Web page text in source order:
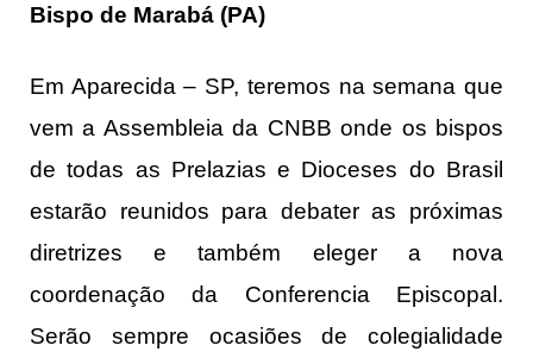
Bispo de Marabá (PA)
Em Aparecida – SP, teremos na semana que
vem a Assembleia da CNBB onde os bispos
de todas as Prelazias e Dioceses do Brasil
estarão reunidos para debater as próximas
diretrizes e também eleger a nova
coordenação da Conferencia Episcopal.
Serão sempre ocasiões de colegialidade